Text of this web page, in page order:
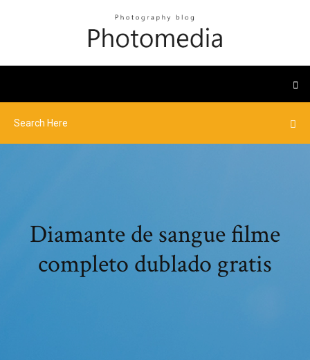
Diamante de sangue filme
completo dublado gratis